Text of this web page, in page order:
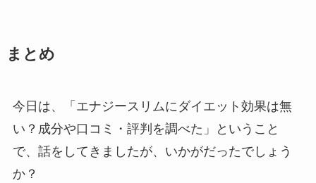
まとめ
今日は、「エナジースリムにダイエット効果は無
い？成分や口コミ・評判を調べた」ということ
で、話をしてきましたが、いかがだったでしょう
か？